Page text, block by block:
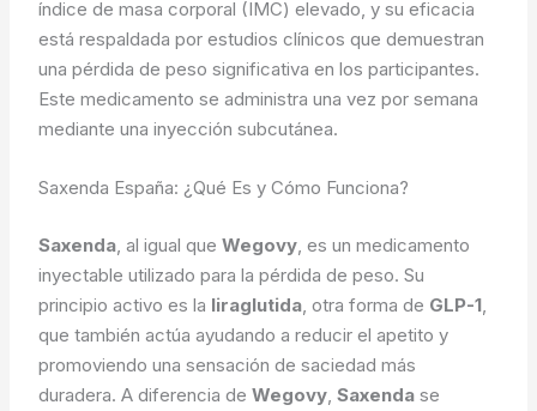
índice de masa corporal (IMC) elevado, y su eficacia
está respaldada por estudios clínicos que demuestran
una pérdida de peso significativa en los participantes.
Este medicamento se administra una vez por semana
mediante una inyección subcutánea.
Saxenda España: ¿Qué Es y Cómo Funciona?
Saxenda , al igual queWegovy , es un medicamento
inyectable utilizado para la pérdida de peso. Su
principio activo es la liraglutida , otra forma de GLP-1
que también actúa ayudando a reducir el apetito y
promoviendo una sensación de saciedad más
duradera. A diferencia deWegovy ,Saxenda se